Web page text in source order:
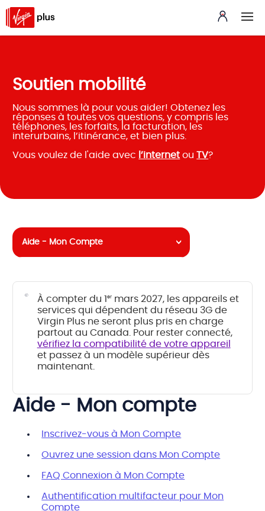
Soutien mobilité
Nous sommes là pour vous aider! Obtenez les
réponses à toutes vos questions, y compris les
téléphones, les forfaits, la facturation, les
interurbains, l’itinérance, et bien plus.
Vous voulez de l'aide avec l’internet ouTV?
Aide - Mon Compte
À compter du 1 ermars 2027, les appareils et
services qui dépendent du réseau 3G de
Virgin Plus ne seront plus pris en charge
partout au Canada. Pour rester connecté,
vérifiez la compatibilité de votre appareil
et passez à un modèle supérieur dès
maintenant.
Aide - Mon compte
Inscrivez-vous à Mon Compte
Ouvrez une session dans Mon Compte
FAQ Connexion à Mon Compte
Authentification multifacteur pour Mon
Compte